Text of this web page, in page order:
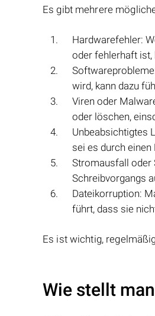
Es gibt mehrere
Hardwarefehler:
oder fehlerhaft ist,
wird, kann dazu
Viren oder
oder löschen,
Unbeabsichtigtes
sei es durch
Stromausfall oder
Schreibvorgangs
Dateikorruption:
führt, dass sie
Es ist wichtig,
Wie stellt